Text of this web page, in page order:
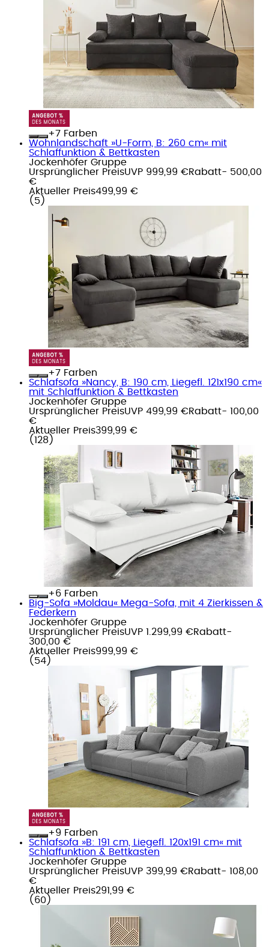
+
Farben
Wohnlandschaft »U-Form, B: 260 cm« mit
Schlaffunktion & Bettkasten
Jockenhöfer Gruppe
Ursprünglicher PreisUVP 999,99 €Rabatt- 500,00
€
Aktueller Preis499,99 €
( 5 )
+
Farben
Schlafsofa »Nancy, B: 190 cm, Liegefl. 121x190 cm«
mit Schlaffunktion & Bettkasten
Jockenhöfer Gruppe
Ursprünglicher PreisUVP 499,99 €Rabatt- 100,00
€
Aktueller Preis399,99 €
( 128 )
+
Farben
Big-Sofa »Moldau« Mega-Sofa, mit 4 Zierkissen &
Federkern
Jockenhöfer Gruppe
Ursprünglicher PreisUVP 1.299,99 €Rabatt-
300,00 €
Aktueller Preis999,99 €
( 54 )
+
Farben
Schlafsofa »B: 191 cm, Liegefl. 120x191 cm« mit
Schlaffunktion & Bettkasten
Jockenhöfer Gruppe
Ursprünglicher PreisUVP 399,99 €Rabatt- 108,00
€
Aktueller Preis291,99 €
( 60 )